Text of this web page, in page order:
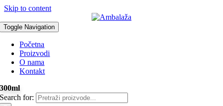
Skip to content
Toggle Navigation
Početna
Proizvodi
O nama
Kontakt
300ml
Search for: